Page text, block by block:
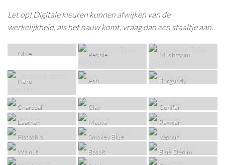
Let op! Digitale kleuren kunnen afwijken van de
werkelijkheid, als het nauw komt, vraag dan een staaltje aan.
Olive Pebble Mushroom
Nero Ash Burgundy
Charcoal Clay
Conifer
Leather
Mauve
Pewter
Pistachio
Smokey Blue
Vapour
Walnut
Basalt
Blue Denim